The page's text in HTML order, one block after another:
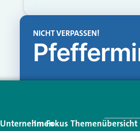
NICHT VERPASSEN!
Unternehmen
Im Fokus Themenübersicht